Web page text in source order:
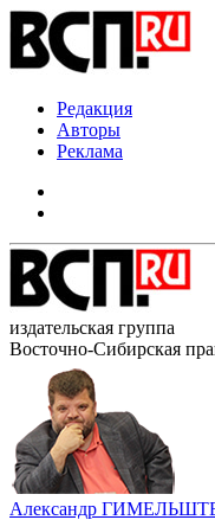
Редакция
Авторы
Реклама
издательская группа
Восточно-Сибирская
Александр